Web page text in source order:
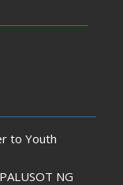
to Youth
NG